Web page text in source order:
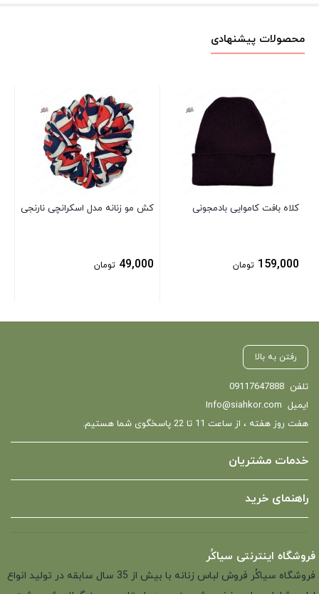
محصولات پیشنهادی
کلاه بافت کاموایی بادمجونی
159,000 تومان
کش مو زنانه مدل اسکرانچی نارنجی
49,000 تومان
رفتن به بالا
تلفن 09117647888
ایمیل Info@siahkor.com
هفت روز هفته ، از ساعت 11 تا 22 پاسخگوی شما هستیم.
خدمات مشتریان
راهنمای خرید
فروشگاه اینترنتی سیاکُر
فروشگاه سیاکُر فروش لباس زنانه با بیش از 35 سال سابقه در تولید انواع